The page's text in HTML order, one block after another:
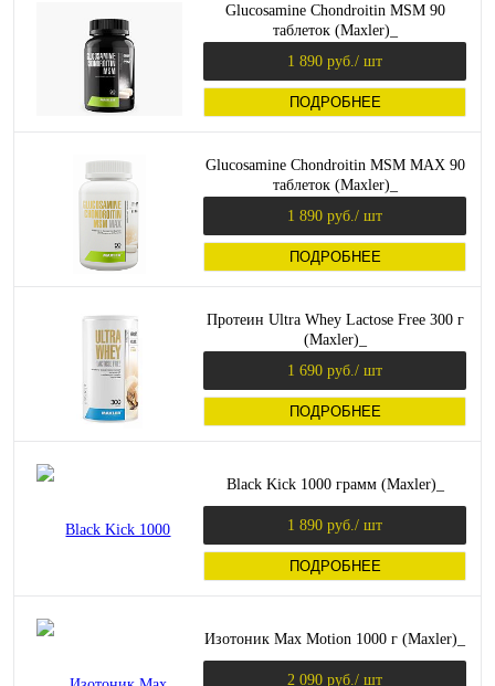
Glucosamine Chondroitin MSM 90
таблеток (Maxler)_
1 890 руб. / шт
ПОДРОБНЕЕ
Glucosamine Chondroitin MSM MAX 90
таблеток (Maxler)_
1 890 руб. / шт
ПОДРОБНЕЕ
Протеин Ultra Whey Lactose Free 300 г
(Maxler)_
1 690 руб. / шт
ПОДРОБНЕЕ
Black Kick 1000 грамм (Maxler)_
1 890 руб. / шт
ПОДРОБНЕЕ
Изотоник Max Motion 1000 г (Maxler)_
2 090 руб. / шт